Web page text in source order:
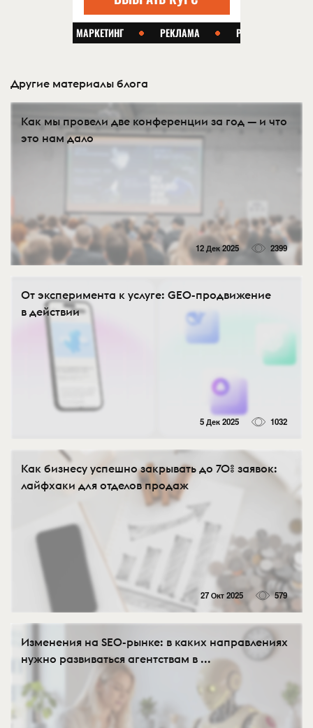
Другие материалы блога
Как мы провели две конференции за год — и что
это нам дало
12 Дек 2025 2399
От эксперимента к услуге: GEO-продвижение
в действии
5 Дек 2025 1032
Как бизнесу успешно закрывать до 70% заявок:
лайфхаки для отделов продаж
27 Окт 2025 579
Изменения на SEO-рынке: в каких направлениях
нужно развиваться агентствам в ...